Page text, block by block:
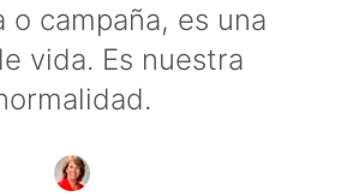
o campaña, es una
vida. Es nuestra